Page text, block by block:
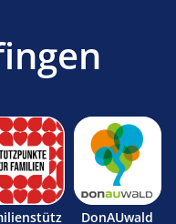
DonAUwald